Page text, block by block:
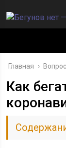
Главная ›
Как